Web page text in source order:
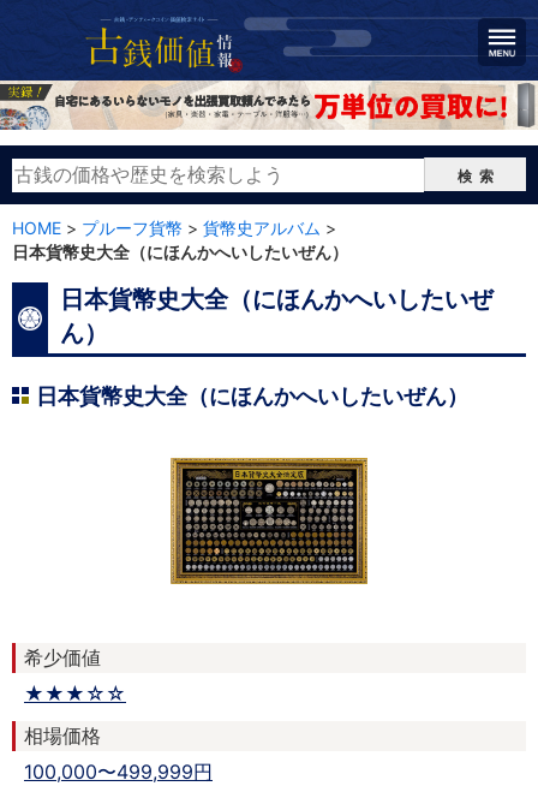
検索
HOME > プルーフ貨幣 > 貨幣史アルバム >
日本貨幣史大全（にほんかへいしたいぜん）
日本貨幣史大全（にほんかへいしたいぜ
ん）
日本貨幣史大全（にほんかへいしたいぜん）
希少価値
★★★☆☆
相場価格
100,000〜499,999円